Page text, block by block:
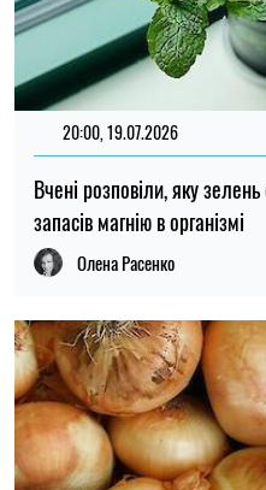
20:00, 19.07.2026
Вчені розповіли, яку
запасів магнію в організмі
Олена Расенко